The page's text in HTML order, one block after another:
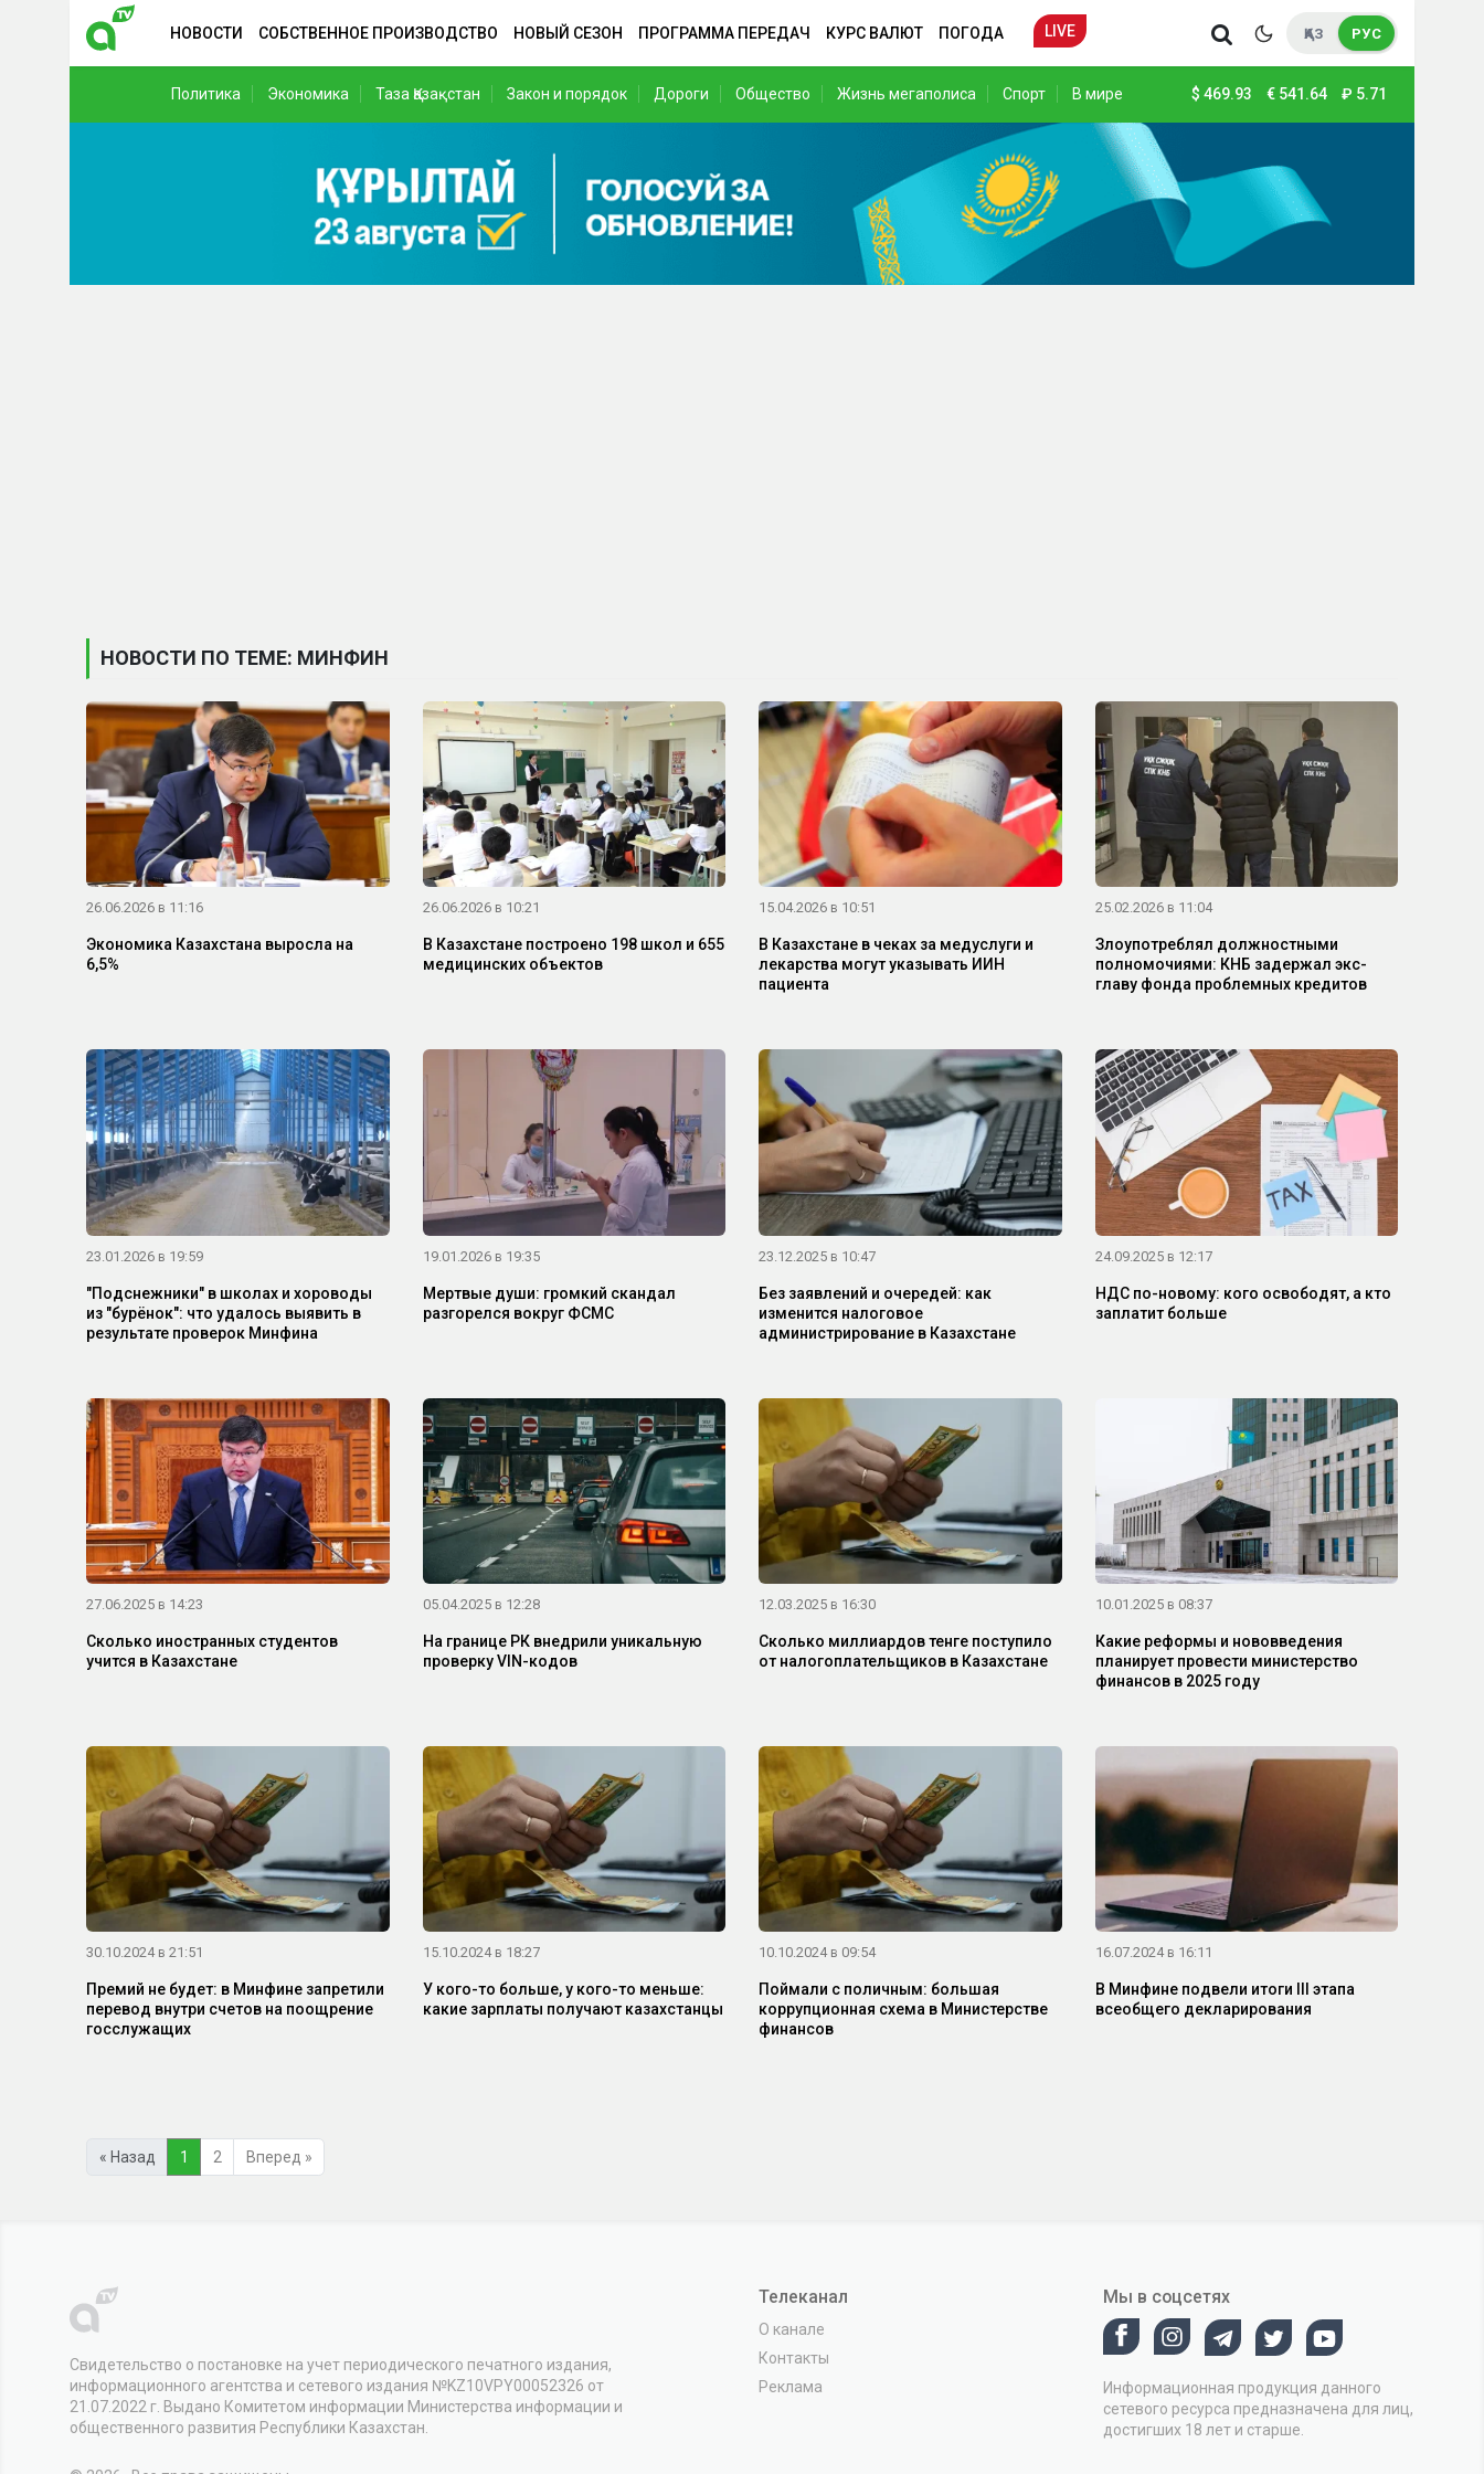
НОВОСТИ СОБСТВЕННОЕ ПРОИЗВОДСТВО НОВЫЙ СЕЗОН ПРОГРАММА ПЕРЕДАЧ КУРС ВАЛЮТ ПОГОДА LIVE ҚАЗ РУС
Политика Экономика Таза Қазақстан Закон и порядок Дороги Общество Жизнь мегаполиса Спорт В мире $ 469.93 € 541.64 ₽ 5.71
НОВОСТИ ПО ТЕМЕ: МИНФИН
26.06.2026 в 11:16
Экономика Казахстана выросла на
6,5%
26.06.2026 в 10:21
В Казахстане построено 198 школ и 655
медицинских объектов
15.04.2026 в 10:51
В Казахстане в чеках за медуслуги и
лекарства могут указывать ИИН
пациента
25.02.2026 в 11:04
Злоупотреблял должностными
полномочиями: КНБ задержал экс-
главу фонда проблемных кредитов
23.01.2026 в 19:59
"Подснежники" в школах и хороводы
из "бурёнок": что удалось выявить в
результате проверок Минфина
19.01.2026 в 19:35
Мертвые души: громкий скандал
разгорелся вокруг ФСМС
23.12.2025 в 10:47
Без заявлений и очередей: как
изменится налоговое
администрирование в Казахстане
24.09.2025 в 12:17
НДС по-новому: кого освободят, а кто
заплатит больше
27.06.2025 в 14:23
Сколько иностранных студентов
учится в Казахстане
05.04.2025 в 12:28
На границе РК внедрили уникальную
проверку VIN-кодов
12.03.2025 в 16:30
Сколько миллиардов тенге поступило
от налогоплательщиков в Казахстане
10.01.2025 в 08:37
Какие реформы и нововведения
планирует провести министерство
финансов в 2025 году
30.10.2024 в 21:51
Премий не будет: в Минфине запретили
перевод внутри счетов на поощрение
госслужащих
15.10.2024 в 18:27
У кого-то больше, у кого-то меньше:
какие зарплаты получают казахстанцы
10.10.2024 в 09:54
Поймали с поличным: большая
коррупционная схема в Министерстве
финансов
16.07.2024 в 16:11
В Минфине подвели итоги III этапа
всеобщего декларирования
« Назад 1 2 Вперед »
Свидетельство о постановке на учет периодического печатного издания,
информационного агентства и сетевого издания №KZ10VPY00052326 от
21.07.2022 г. Выдано Комитетом информации Министерства информации и
общественного развития Республики Казахстан.
Телеканал
О канале
Контакты
Реклама
Мы в соцсетях
Информационная продукция данного
сетевого ресурса предназначена для лиц,
достигших 18 лет и старше.